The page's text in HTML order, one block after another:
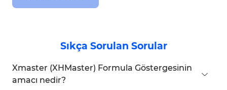
Sıkça Sorulan Sorular
Xmaster (XHMaster) Formula Göstergesinin
amacı nedir?